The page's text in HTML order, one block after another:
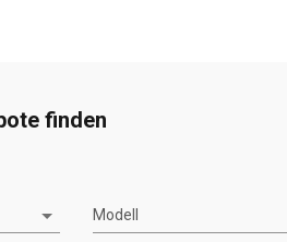
finden
Modell